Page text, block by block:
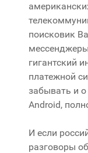
поисковик
гигантский
платежной
забывать и о
Android,
И если
разговоры